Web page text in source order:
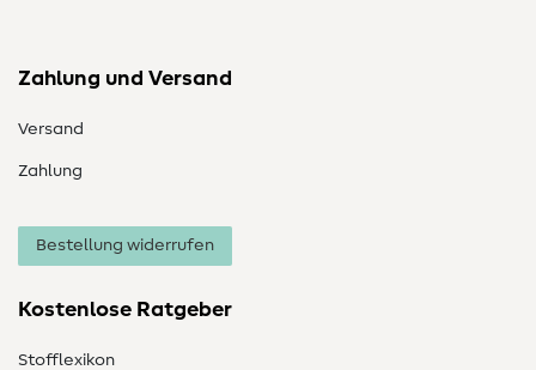
Zahlung und Versand
Versand
Zahlung
Bestellung widerrufen
Kostenlose Ratgeber
Stofflexikon